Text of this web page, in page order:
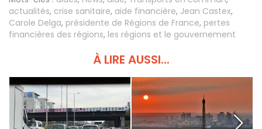
actualités, crise sanitaire, aide financière, Jean Castex,
Carole Delga, présidente de Régions de France, pertes
financières des régions, les régions et le gouvernement
À LIRE AUSSI...